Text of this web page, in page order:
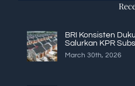
BRI Konsisten
Salurkan KPR
March 30th, 2026